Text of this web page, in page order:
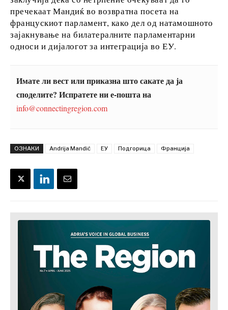
За нас Огласување
пречекаат Мандиќ во возвратна посета на
францускиот парламент, како дел од натамошното
зајакнување на билатералните парламентарни
односи и дијалогот за интеграција во ЕУ.
Имате ли вест или приказна што сакате да ја
споделите? Испратете ни е-пошта на
info@connectingregion.com
ОЗНАКИ Andrija Mandić ЕУ Подгорица Франција